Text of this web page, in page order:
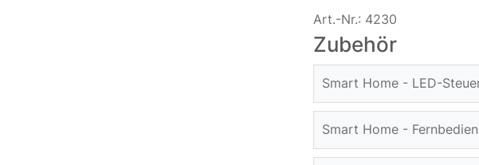
Art.-Nr.: 4230
Zubehör
Smart Home - LED-
Smart Home -